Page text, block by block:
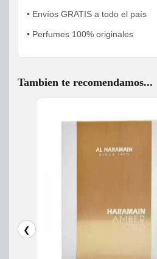
• Envíos GRATIS a todo el país
• Perfumes 100% originales
Tambien te recomendamos...
❮